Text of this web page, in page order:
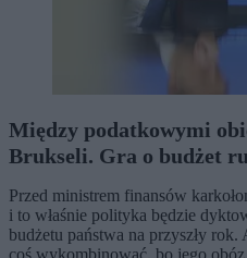
Między podatkowymi
Brukseli. Gra o budżet
Przed ministrem finansów
i to właśnie polityka będzie
budżetu państwa na przyszły
coś wykombinować, bo jego